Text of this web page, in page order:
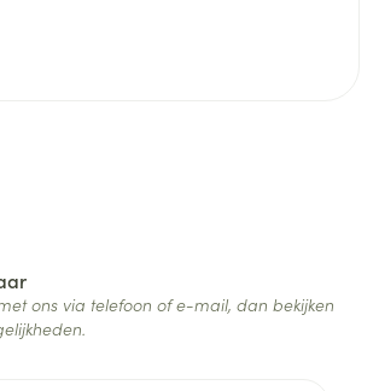
ons via telefoon of e-mail, dan bekijken